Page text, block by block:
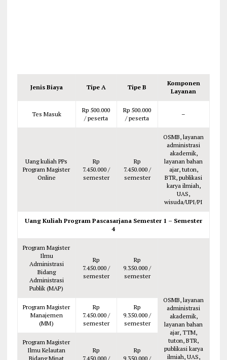
Jenis Biaya Tipe A Tipe B
Komponen
Layanan
Tes Masuk
Rp 500.000
/ peserta
Rp 500.000
/ peserta
–
Uang kuliah PPs
Program Magister
Online
Rp
7.450.000 /
semester
Rp
7.450.000 /
semester
OSMB, layanan
administrasi
akademik,
layanan bahan
ajar, tuton,
BTR, publikasi
karya ilmiah,
UAS,
wisuda/UPI/PI
Uang Kuliah Program Pascasarjana Semester 1 – Semester
4
Program Magister
Ilmu
Administrasi
Bidang
Administrasi
Publik (MAP)
Rp
7.450.000 /
semester
Rp
9.350.000 /
semester
OSMB, layanan
administrasi
akademik,
layanan bahan
ajar, TTM,
tuton, BTR,
publikasi karya
ilmiah, UAS,
Program Magister
Manajemen
(MM)
Rp
7.450.000 /
semester
Rp
9.350.000 /
semester
Program Magister
Ilmu Kelautan
Bidang Minat
Rp
7.450.000 /
Rp
9.350.000 /